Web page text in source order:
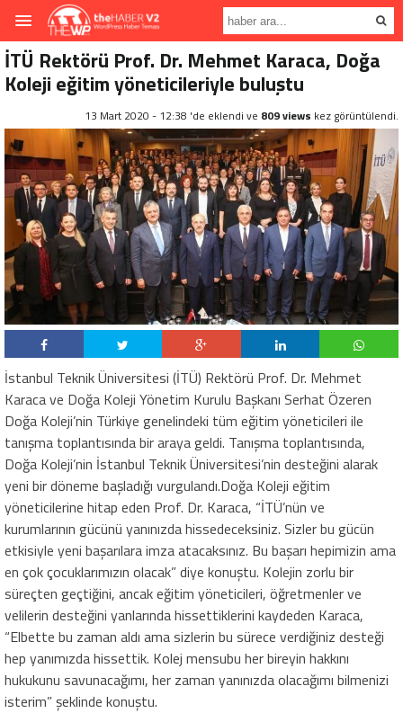
İTÜ Rektörü Prof. Dr. Mehmet Karaca, Doğa
Koleji eğitim yöneticileriyle buluştu
13 Mart 2020 - 12:38 'de eklendi ve 809 views kez görüntülendi.
İstanbul Teknik Üniversitesi (İTÜ) Rektörü Prof. Dr. Mehmet
Karaca ve Doğa Koleji Yönetim Kurulu Başkanı Serhat Özeren
Doğa Koleji’nin Türkiye genelindeki tüm eğitim yöneticileri ile
tanışma toplantısında bir araya geldi. Tanışma toplantısında,
Doğa Koleji’nin İstanbul Teknik Üniversitesi’nin desteğini alarak
yeni bir döneme başladığı vurgulandı.Doğa Koleji eğitim
yöneticilerine hitap eden Prof. Dr. Karaca, “İTÜ’nün ve
kurumlarının gücünü yanınızda hissedeceksiniz. Sizler bu gücün
etkisiyle yeni başarılara imza atacaksınız. Bu başarı hepimizin ama
en çok çocuklarımızın olacak” diye konuştu. Kolejin zorlu bir
süreçten geçtiğini, ancak eğitim yöneticileri, öğretmenler ve
velilerin desteğini yanlarında hissettiklerini kaydeden Karaca,
“Elbette bu zaman aldı ama sizlerin bu sürece verdiğiniz desteği
hep yanımızda hissettik. Kolej mensubu her bireyin hakkını
hukukunu savunacağımı, her zaman yanınızda olacağımı bilmenizi
isterim” şeklinde konuştu.